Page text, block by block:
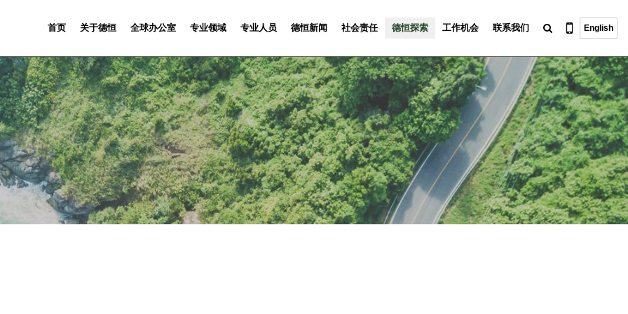
首页 关于德恒 全球办公室 专业领域 专业人员 德恒新闻 社会责任 德恒探索 工作机会 联系我们 English